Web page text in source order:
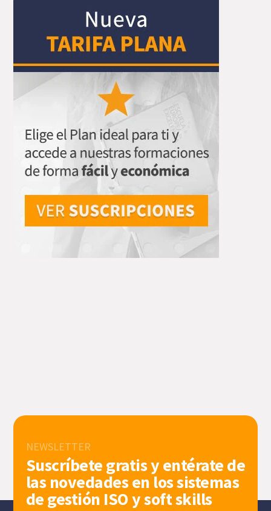
NEWSLETTER
Suscríbete gratis y entérate de
las novedades en los sistemas
de gestión ISO y soft skills